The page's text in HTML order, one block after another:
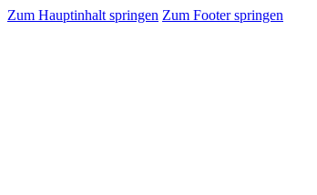
Zum Hauptinhalt springen Zum Footer springen